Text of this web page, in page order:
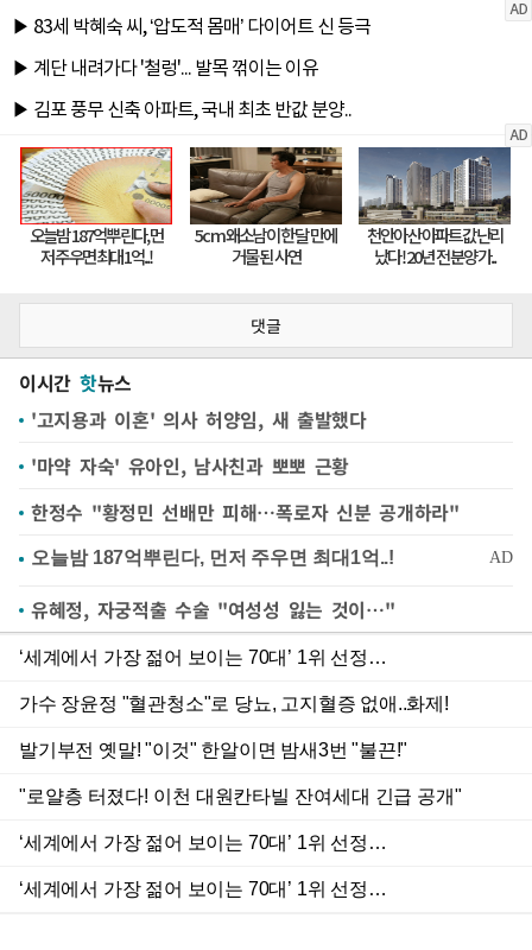
댓글
이시간 핫뉴스
'고지용과 이혼' 의사 허양임, 새 출발했다
'마약 자숙' 유아인, 남사친과 뽀뽀 근황
한정수 "황정민 선배만 피해…폭로자 신분 공개하라"
유혜정, 자궁적출 수술 "여성성 잃는 것이…"